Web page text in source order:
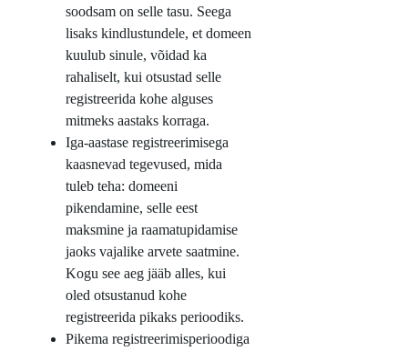
soodsam on selle tasu. Seega
lisaks kindlustundele, et domeen
kuulub sinule, võidad ka
rahaliselt, kui otsustad selle
registreerida kohe alguses
mitmeks aastaks korraga.
Iga-aastase registreerimisega
kaasnevad tegevused, mida
tuleb teha: domeeni
pikendamine, selle eest
maksmine ja raamatupidamise
jaoks vajalike arvete saatmine.
Kogu see aeg jääb alles, kui
oled otsustanud kohe
registreerida pikaks perioodiks.
Pikema registreerimisperioodiga